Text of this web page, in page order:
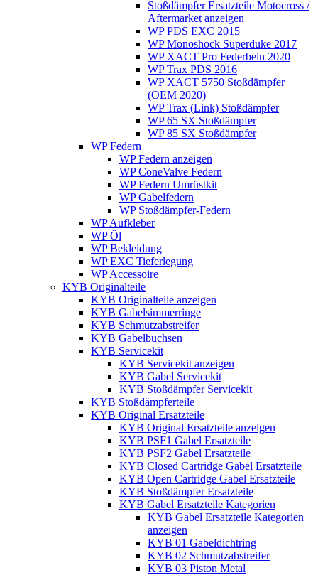
Stoßdämpfer Ersatzteile Motocross /
Aftermarket anzeigen
WP PDS EXC 2015
WP Monoshock Superduke 2017
WP XACT Pro Federbein 2020
WP Trax PDS 2016
WP XACT 5750 Stoßdämpfer
(OEM 2020)
WP Trax (Link) Stoßdämpfer
WP 65 SX Stoßdämpfer
WP 85 SX Stoßdämpfer
WP Federn
WP Federn anzeigen
WP ConeValve Federn
WP Federn Umrüstkit
WP Gabelfedern
WP Stoßdämpfer-Federn
WP Aufkleber
WP Öl
WP Bekleidung
WP EXC Tieferlegung
WP Accessoire
KYB Originalteile
KYB Originalteile anzeigen
KYB Gabelsimmerringe
KYB Schmutzabstreifer
KYB Gabelbuchsen
KYB Servicekit
KYB Servicekit anzeigen
KYB Gabel Servicekit
KYB Stoßdämpfer Servicekit
KYB Stoßdämpferteile
KYB Original Ersatzteile
KYB Original Ersatzteile anzeigen
KYB PSF1 Gabel Ersatzteile
KYB PSF2 Gabel Ersatzteile
KYB Closed Cartridge Gabel Ersatzteile
KYB Open Cartridge Gabel Ersatzteile
KYB Stoßdämpfer Ersatzteile
KYB Gabel Ersatzteile Kategorien
KYB Gabel Ersatzteile Kategorien
anzeigen
KYB 01 Gabeldichtring
KYB 02 Schmutzabstreifer
KYB 03 Piston Metal